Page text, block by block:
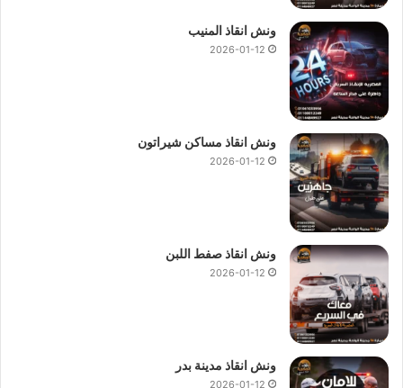
ونش انقاذ المنيب
2026-01-12
ونش انقاذ مساكن شيراتون
2026-01-12
ونش انقاذ صفط اللبن
2026-01-12
ونش انقاذ مدينة بدر
2026-01-12